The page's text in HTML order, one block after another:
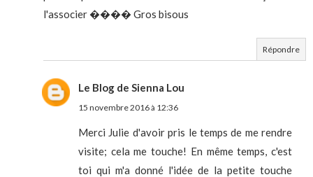
l'associer ���� Gros bisous
Répondre
Le Blog de Sienna Lou
15 novembre 2016 à 12:36
Merci Julie d'avoir pris le temps de me rendre
visite; cela me touche! En même temps, c'est
toi qui m'a donné l'idée de la petite touche